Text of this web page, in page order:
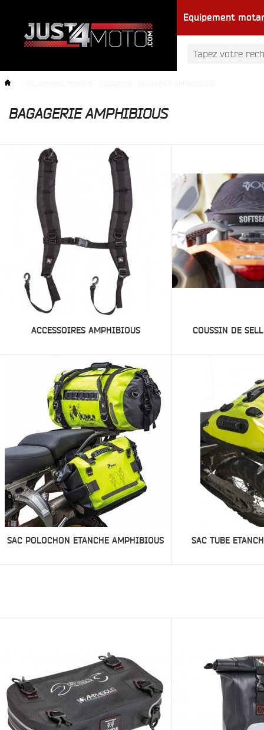
Equipement
BAGAGERIE AMPHIBIOUS
ACCESSOIRES AMPHIBIOUS COUSSIN DE
SAC POLOCHON ETANCHE AMPHIBIOUS SAC TUBE